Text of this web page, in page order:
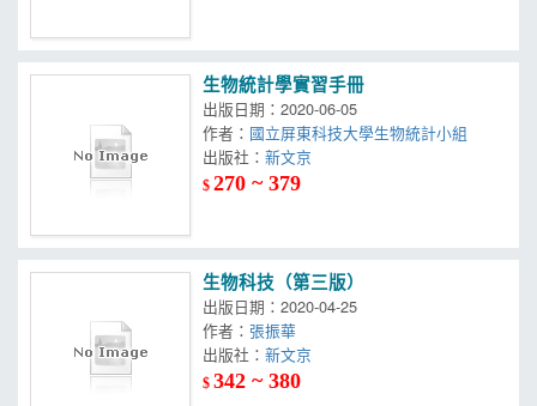
生物統計學實習手冊
出版日期：2020-06-05
作者： 國立屏東科技大學生物統計小組
出版社：
$270 ~ 379
生物科技（第三版）
出版日期：2020-04-25
作者：張振華
出版社：
$342 ~ 380